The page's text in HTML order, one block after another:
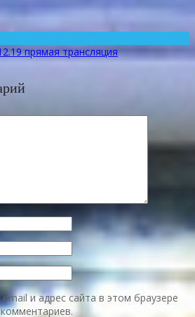
прямая трансляция
и адрес сайта в этом браузере